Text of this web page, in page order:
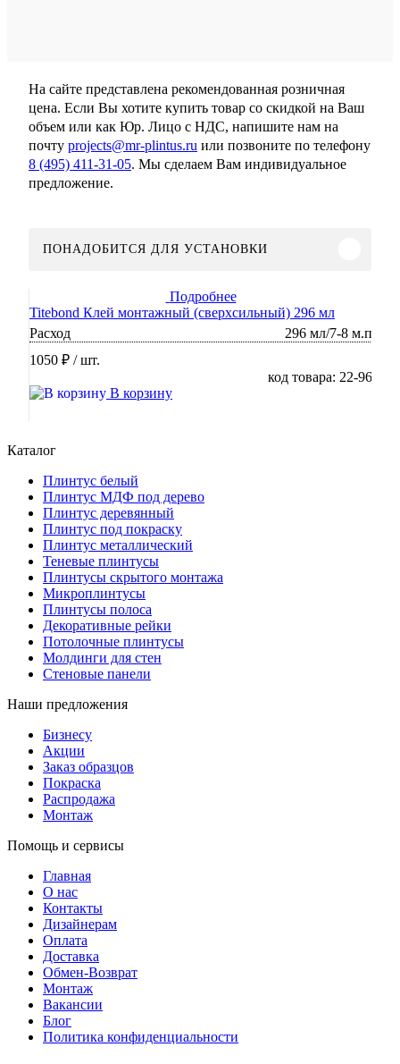
На сайте представлена рекомендованная розничная
цена. Если Вы хотите купить товар со скидкой на Ваш
объем или как Юр. Лицо с НДС, напишите нам на
почту projects@mr-plintus.ru или позвоните по телефону
8 (495) 411-31-05. Мы сделаем Вам индивидуальное
предложение.
ПОНАДОБИТСЯ ДЛЯ УСТАНОВКИ
Подробнее
Titebond Клей монтажный (сверхсильный) 296 мл
Расход
296 мл/7-8 м.п
1050 ₽ / шт.
код товара: 22-96
В корзину
Каталог
Плинтус белый
Плинтус МДФ под дерево
Плинтус деревянный
Плинтус под покраску
Плинтус металлический
Теневые плинтусы
Плинтусы скрытого монтажа
Микроплинтусы
Плинтусы полоса
Декоративные рейки
Потолочные плинтусы
Молдинги для стен
Стеновые панели
Наши предложения
Бизнесу
Акции
Заказ образцов
Покраска
Распродажа
Монтаж
Помощь и сервисы
Главная
О нас
Контакты
Дизайнерам
Оплата
Доставка
Обмен-Возврат
Монтаж
Вакансии
Блог
Политика конфиденциальности